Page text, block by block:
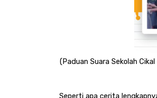
(Paduan Suara Sekolah
Seperti apa cerita